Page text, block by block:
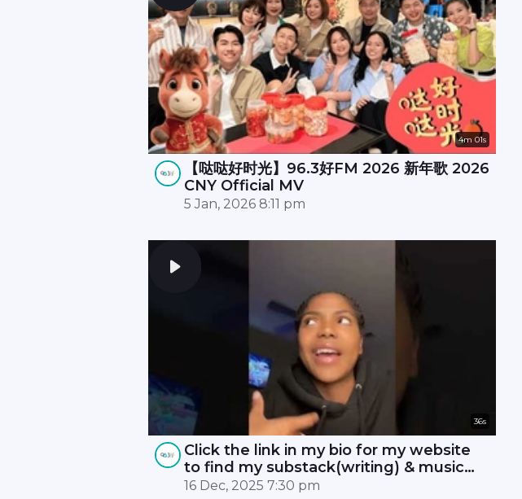
4m 01s
【哒哒好时光】96.3好FM 2026 新年歌 2026
CNY Official MV
5 Jan, 2026 8:11 pm
36s
Click the link in my bio for my website
to find my substack(writing) & music
(patreon)
16 Dec, 2025 7:30 pm